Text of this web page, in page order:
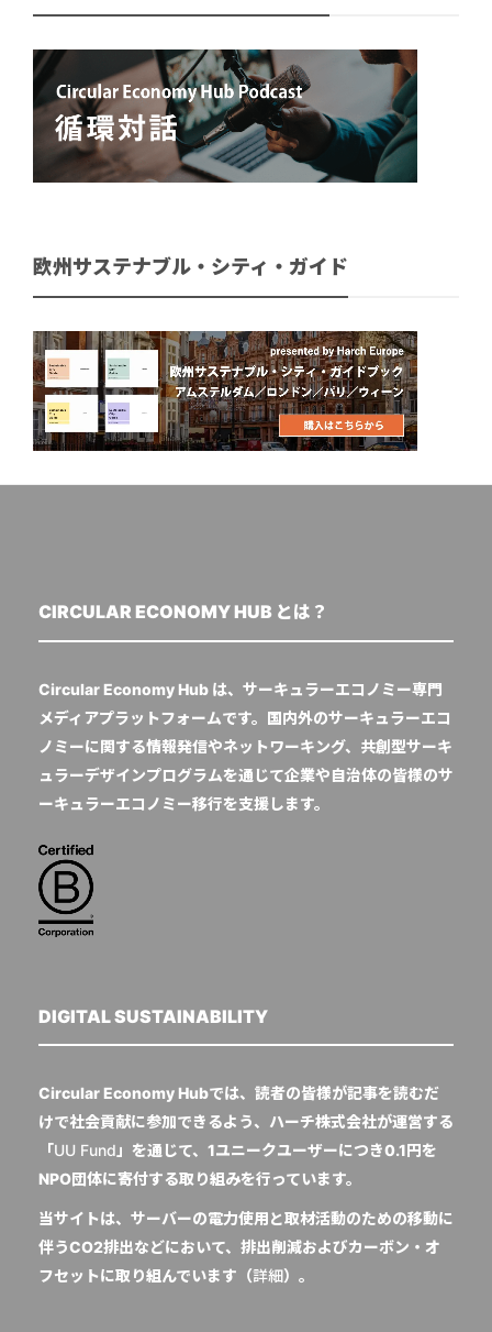
欧州サステナブル・シティ・ガイド
CIRCULAR ECONOMY HUB とは？
Circular Economy Hub は、サーキュラーエコノミー専門
メディアプラットフォームです。国内外のサーキュラーエコ
ノミーに関する情報発信やネットワーキング、共創型サーキ
ュラーデザインプログラムを通じて企業や自治体の皆様のサ
ーキュラーエコノミー移行を支援します。
DIGITAL SUSTAINABILITY
Circular Economy Hubでは、読者の皆様が記事を読むだ
けで社会貢献に参加できるよう、ハーチ株式会社が運営する
「UU Fund 」を通じて、1ユニークユーザーにつき0.1円を
NPO団体に寄付する取り組みを行っています。
当サイトは、サーバーの電力使用と取材活動のための移動に
伴うCO2排出などにおいて、排出削減およびカーボン・オ
フセットに取り組んでいます（詳細）。